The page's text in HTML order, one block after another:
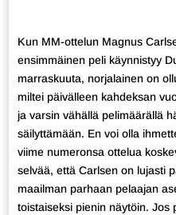
Kun MM-ottelun Magnus
ensimmäinen peli käynnistyy
marraskuuta, norjalainen on
miltei päivälleen kahdeksan
ja varsin vähällä pelimäärällä
säilyttämään. En voi olla
viime numeronsa ottelua
selvää, että Carlsen on lujasti
maailman parhaan pelaajan
toistaiseksi pienin näytöin. Jos